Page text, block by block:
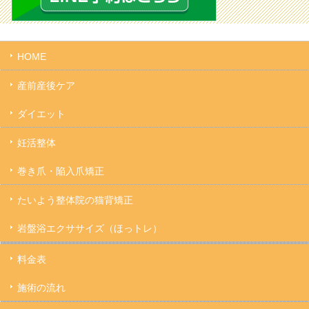
HOME
産前産後ケア
ダイエット
妊活整体
巻き爪・陥入爪矯正
たいよう整体院の猫背矯正
岩盤浴エクササイズ（ほっトレ）
料金表
施術の流れ